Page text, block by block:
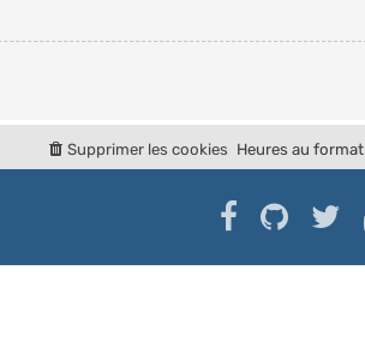
Heures au format
Supprimer les cookies